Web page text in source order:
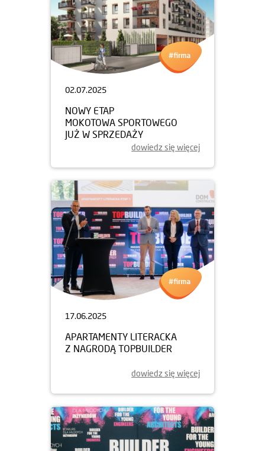
02.07.2025
NOWY ETAP
MOKOTOWA SPORTOWEGO
JUŻ W SPRZEDAŻY
dowiedz się więcej
17.06.2025
APARTAMENTY LITERACKA
Z NAGRODĄ TOPBUILDER
dowiedz się więcej